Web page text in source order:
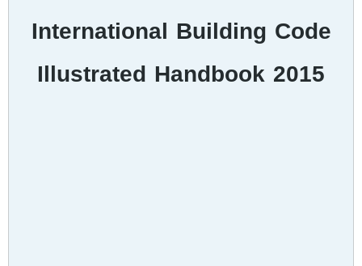
International Building Code
Illustrated Handbook 2015